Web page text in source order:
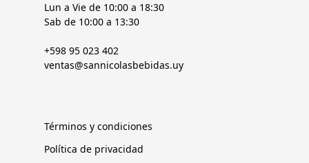
Lun a Vie de 10:00 a 18:30
Sab de 10:00 a 13:30
+598 95 023 402
ventas@sannicolasbebidas.uy
Términos y condiciones
Política de privacidad